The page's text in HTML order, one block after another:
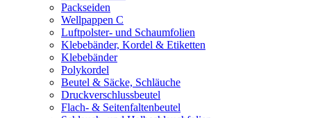
Packseiden
Wellpappen C
Luftpolster- und Schaumfolien
Klebebänder, Kordel & Etiketten
Klebebänder
Polykordel
Beutel & Säcke, Schläuche
Druckverschlussbeutel
Flach- & Seitenfaltenbeutel